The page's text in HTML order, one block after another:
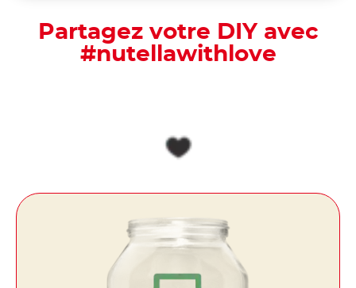
Partagez votre DIY avec
#nutellawithlove